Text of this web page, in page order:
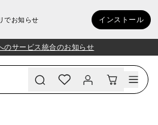
でお知らせ インストール
のサービス統合のお知らせ